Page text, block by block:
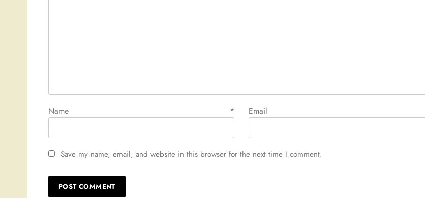
Name * Email
Save my name, email, and website in this browser for the next time I comment.